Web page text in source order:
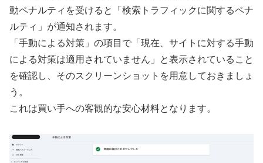
動ペナルティを受けると「検索トラフィックに関するペナ
ルティ」が通知されます。
「手動による対策」の項目で「現在、サイトに対する手動
による対策は適用されていません」と表示されていること
を確認し、そのスクリーンショットを用意しておきましょ
う。
これは買い手への客観的な安心材料となります。